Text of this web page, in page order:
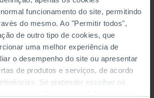
funcionamento do site, permitindo
do mesmo. Ao "Permitir todos",
de outro tipo de cookies, que
uma melhor experiência de
o desempenho do site ou apresentar
de produtos e serviços, de acordo
Se pretender escolher os
ESTUDO
O Essencial da
Política Portuguesa
30/03/2023